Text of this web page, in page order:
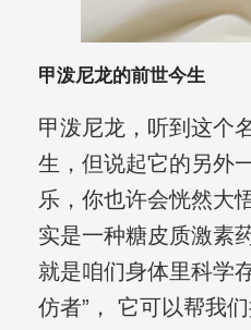
甲泼尼龙的前世今生
甲泼尼龙，听到这个
生，但说起它的另
乐，你也许会恍然大
实是一种糖皮质激素
就是咱们身体里科学
仿者”， 它可以帮我